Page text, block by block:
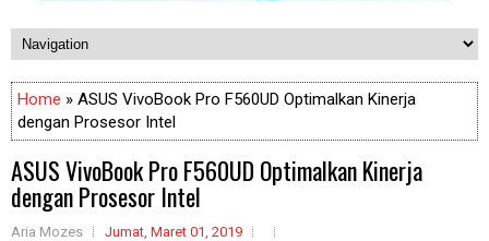
Home » ASUS VivoBook Pro F560UD Optimalkan Kinerja
dengan Prosesor Intel
ASUS VivoBook Pro F560UD Optimalkan Kinerja
dengan Prosesor Intel
Aria Mozes Jumat, Maret 01, 2019